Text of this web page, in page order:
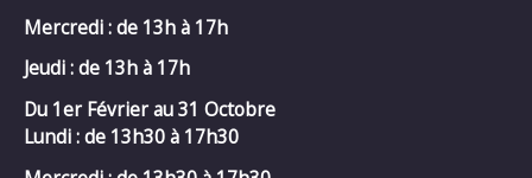
Mercredi :de 13h à 17h
Jeudi : de 13h à 17h
Du 1er Février au 31 Octobre
Lundi : de 13h30 à 17h30